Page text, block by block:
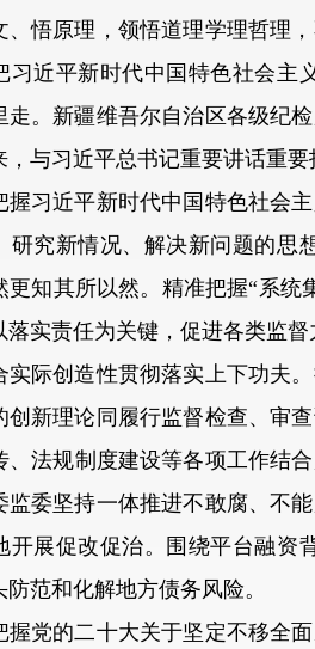
、悟原理，领悟道理学理哲理
习近平新时代中国特色社会主
走。新疆维吾尔自治区各级纪
，与习近平总书记重要讲话重
近平新时代中国特色社会主
研究新情况、解决新问题的思
更知其所以然。精准把握“系
落实责任为关键，促进各类监
创造性贯彻落实上下功夫。
创新理论同履行监督检查、审
、法规制度建设等各项工作结
监委坚持一体推进不敢腐、不
开展促改促治。围绕平台融资
防范和化解地方债务风险。
的二十大关于坚定不移全面